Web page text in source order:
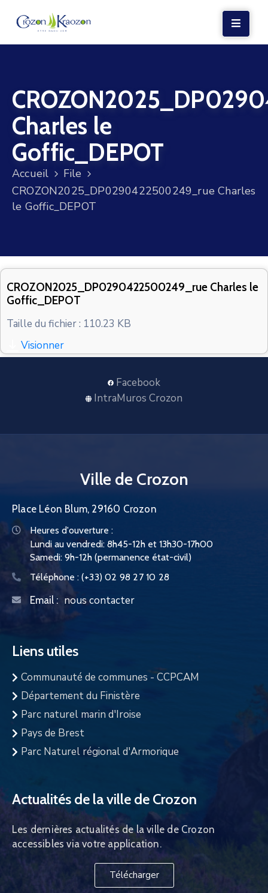
VIE
LOCALE
VIE
SOCIALE
TERRE
ET
MER
Charles le
Goffic_DEPOT
Accueil
File
CROZON2025_DP0290422500249_rue Charles
le Goffic_DEPOT
CROZON2025_DP0290422500249_rue Charles le
Goffic_DEPOT
Taille du fichier : 110.23 KB
Visionner
Facebook
IntraMuros Crozon
Ville de Crozon
Place Léon Blum, 29160 Crozon
Heures d'ouverture :
Lundi au vendredi: 8h45-12h et 13h30-17h00
Samedi: 9h-12h (permanence état-civil)
Téléphone : (+33) 02 98 27 10 28
Email : nous contacter
Liens utiles
Communauté de communes - CCPCAM
Département du Finistère
Parc naturel marin d'Iroise
Pays de Brest
Parc Naturel régional d'Armorique
Actualités de la ville de Crozon
Les dernières actualités de la ville de Crozon
accessibles via votre application.
Télécharger